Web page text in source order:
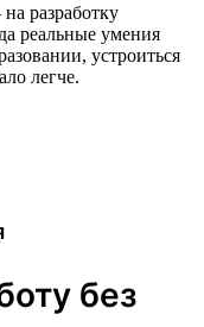
разработку
реальные умения
устроиться
легче.
без